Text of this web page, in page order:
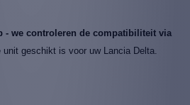
- we controleren de compatibiliteit via
unit geschikt is voor uw Lancia Delta.